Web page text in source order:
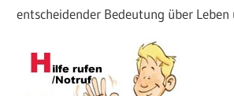
entscheidender Bedeutung über Leben